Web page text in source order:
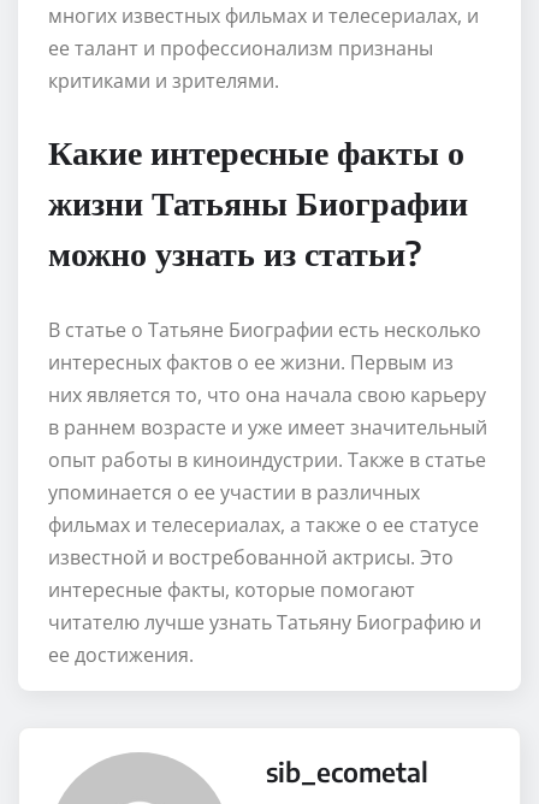
многих известных фильмах и телесериалах, и
ее талант и профессионализм признаны
критиками и зрителями.
Какие интересные факты о
жизни Татьяны Биографии
можно узнать из статьи?
В статье о Татьяне Биографии есть несколько
интересных фактов о ее жизни. Первым из
них является то, что она начала свою карьеру
в раннем возрасте и уже имеет значительный
опыт работы в киноиндустрии. Также в статье
упоминается о ее участии в различных
фильмах и телесериалах, а также о ее статусе
известной и востребованной актрисы. Это
интересные факты, которые помогают
читателю лучше узнать Татьяну Биографию и
ее достижения.
sib_ecometal